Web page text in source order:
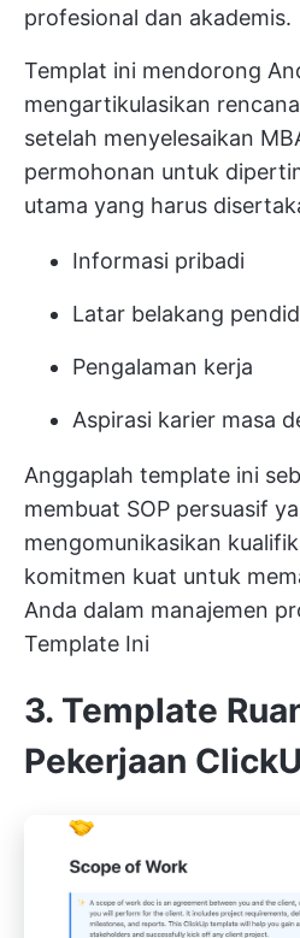
profesional dan akademis.
Templat ini mendorong
mengartikulasikan
setelah menyelesaikan
permohonan untuk
utama yang harus
Informasi pribadi
Latar belakang
Pengalaman kerja
Aspirasi karier masa
Anggaplah template ini
membuat SOP persuasif
mengomunikasikan
komitmen kuat untuk
Anda dalam manajemen
Template Ini
3. Template
Pekerjaan